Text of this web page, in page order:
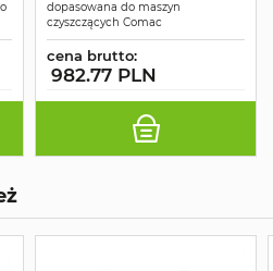
dopasowana do maszyn
czyszczących Comac
cena brutto:
982.77 PLN